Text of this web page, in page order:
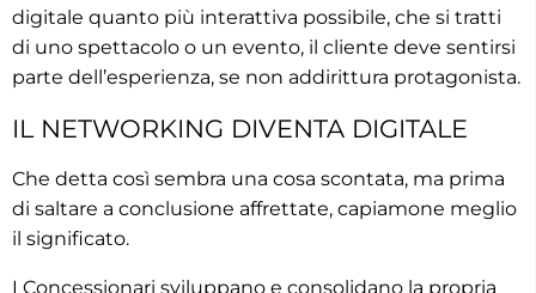
digitale quanto più interattiva possibile, che si tratti
di uno spettacolo o un evento, il cliente deve sentirsi
parte dell’esperienza, se non addirittura protagonista.
IL NETWORKING DIVENTA DIGITALE
Che detta così sembra una cosa scontata, ma prima
di saltare a conclusione affrettate, capiamone meglio
il significato.
I Concessionari sviluppano e consolidano la propria